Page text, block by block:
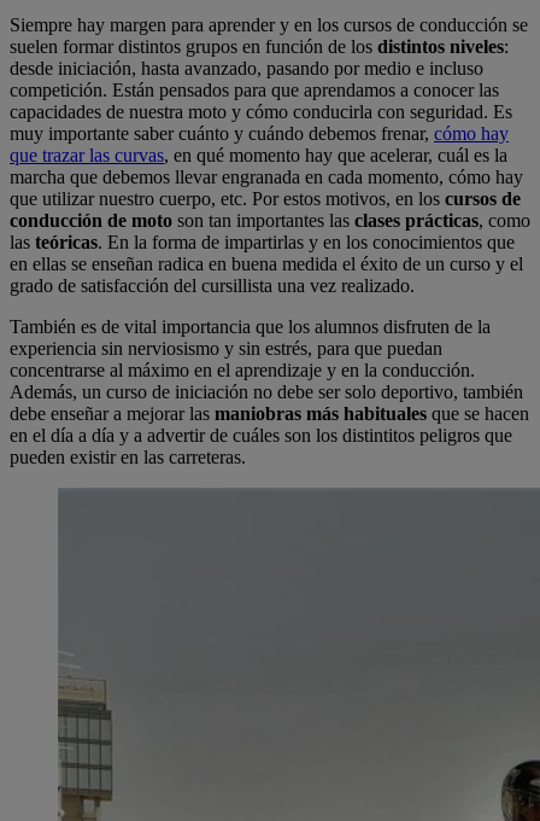
Siempre hay margen para aprender y en los cursos de conducción se
suelen formar distintos grupos en función de los distintos niveles:
desde iniciación, hasta avanzado, pasando por medio e incluso
competición. Están pensados para que aprendamos a conocer las
capacidades de nuestra moto y cómo conducirla con seguridad. Es
muy importante saber cuánto y cuándo debemos frenar, cómo hay
que trazar las curvas, en qué momento hay que acelerar, cuál es la
marcha que debemos llevar engranada en cada momento, cómo hay
que utilizar nuestro cuerpo, etc. Por estos motivos, en los cursos de
conducción de moto son tan importantes las clases prácticas, como
las teóricas. En la forma de impartirlas y en los conocimientos que
en ellas se enseñan radica en buena medida el éxito de un curso y el
grado de satisfacción del cursillista una vez realizado.
También es de vital importancia que los alumnos disfruten de la
experiencia sin nerviosismo y sin estrés, para que puedan
concentrarse al máximo en el aprendizaje y en la conducción.
Además, un curso de iniciación no debe ser solo deportivo, también
debe enseñar a mejorar las maniobras más habituales que se hacen
en el día a día y a advertir de cuáles son los distintitos peligros que
pueden existir en las carreteras.